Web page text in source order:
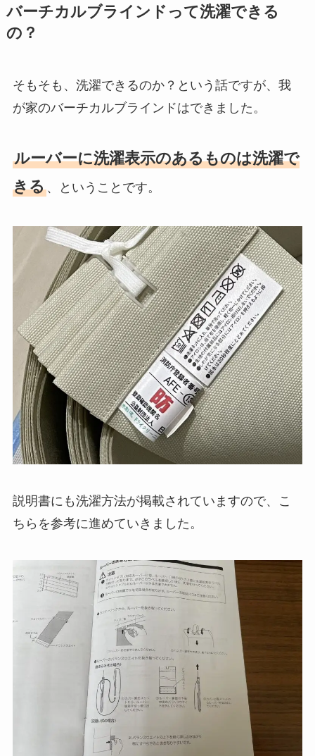
バーチカルブラインドって洗濯できる
の？
そもそも、洗濯できるのか？という話ですが、我
が家のバーチカルブラインドはできました。
ルーバーに洗濯表示のあるものは洗濯で
きる、ということです。
説明書にも洗濯方法が掲載されていますので、こ
ちらを参考に進めていきました。